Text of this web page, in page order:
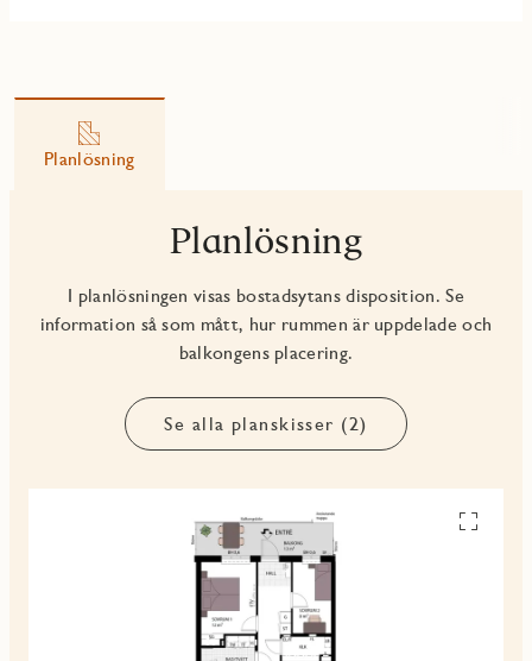
Planlösning
Planlösning
I planlösningen visas bostadsytans disposition. Se
information så som mått, hur rummen är uppdelade och
balkongens placering.
Se alla planskisser (2)
Se